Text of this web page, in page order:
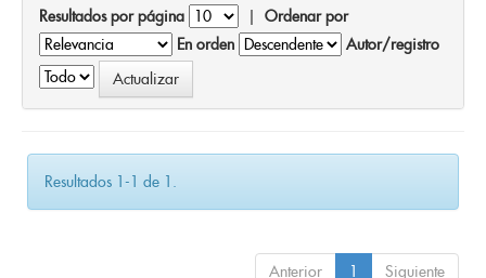
Resultados por página | Ordenar por
En orden
Autor/registro
Resultados 1-1 de 1.
Anterior 1 Siguiente